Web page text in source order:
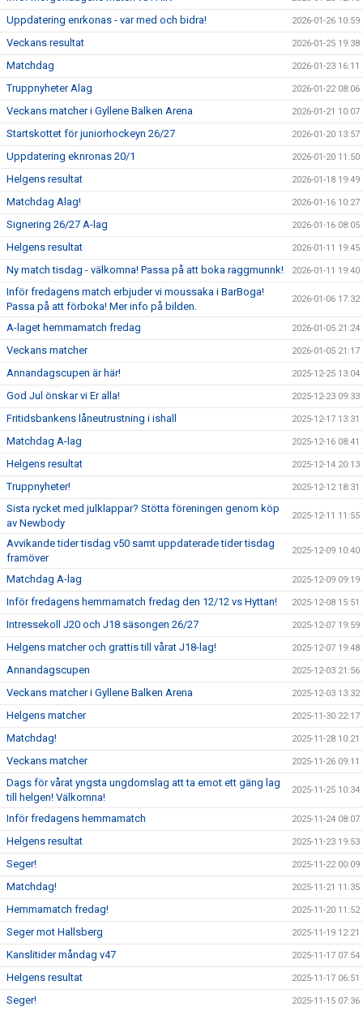
Uppdatering enrkonas - var med och bidra! 2026-01-26 10:59
Veckans resultat 2026-01-25 19:38
Matchdag 2026-01-23 16:11
Truppnyheter Alag 2026-01-22 08:06
Veckans matcher i Gyllene Balken Arena 2026-01-21 10:07
Startskottet för juniorhockeyn 26/27 2026-01-20 13:57
Uppdatering eknronas 20/1 2026-01-20 11:50
Helgens resultat 2026-01-18 19:49
Matchdag Alag! 2026-01-16 10:27
Signering 26/27 A-lag 2026-01-16 08:05
Helgens resultat 2026-01-11 19:45
Ny match tisdag - välkomna! Passa på att boka raggmunnk! 2026-01-11 19:40
Inför fredagens match erbjuder vi moussaka i BarBoga!
Passa på att förboka! Mer info på bilden.
2026-01-06 17:32
A-laget hemmamatch fredag 2026-01-05 21:24
Veckans matcher 2026-01-05 21:17
Annandagscupen är här! 2025-12-25 13:04
God Jul önskar vi Er alla! 2025-12-23 09:33
Fritidsbankens låneutrustning i ishall 2025-12-17 13:31
Matchdag A-lag 2025-12-16 08:41
Helgens resultat 2025-12-14 20:13
Truppnyheter! 2025-12-12 18:31
Sista rycket med julklappar? Stötta föreningen genom köp
av Newbody
2025-12-11 11:55
Avvikande tider tisdag v50 samt uppdaterade tider tisdag
framöver
2025-12-09 10:40
Matchdag A-lag 2025-12-09 09:19
Inför fredagens hemmamatch fredag den 12/12 vs Hyttan! 2025-12-08 15:51
Intressekoll J20 och J18 säsongen 26/27 2025-12-07 19:59
Helgens matcher och grattis till vårat J18-lag! 2025-12-07 19:48
Annandagscupen 2025-12-03 21:56
Veckans matcher i Gyllene Balken Arena 2025-12-03 13:32
Helgens matcher 2025-11-30 22:17
Matchdag! 2025-11-28 10:21
Veckans matcher 2025-11-26 09:11
Dags för vårat yngsta ungdomslag att ta emot ett gäng lag
till helgen! Välkomna!
2025-11-25 10:34
Inför fredagens hemmamatch 2025-11-24 08:07
Helgens resultat 2025-11-23 19:53
Seger! 2025-11-22 00:09
Matchdag! 2025-11-21 11:35
Hemmamatch fredag! 2025-11-20 11:52
Seger mot Hallsberg 2025-11-19 12:21
Kanslitider måndag v47 2025-11-17 07:54
Helgens resultat 2025-11-17 06:51
Seger! 2025-11-15 07:36